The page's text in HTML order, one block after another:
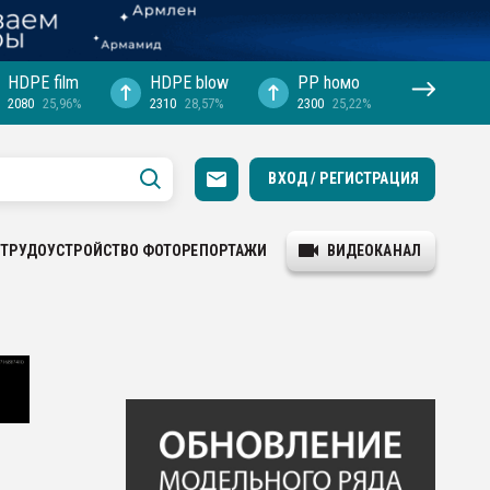
HDPE film
2080 25,96%
HDPE blow
2310 28,57%
PP hомо
2300 25,22%
ВХОД / РЕГИСТРАЦИЯ
ТРУДОУСТРОЙСТВО ФОТОРЕПОРТАЖИ ВИДЕОКАНАЛ